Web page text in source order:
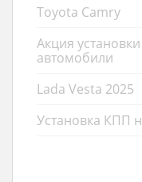
Toyota Camry
Акция
автомобили
Lada Vesta 2025
Установка КПП